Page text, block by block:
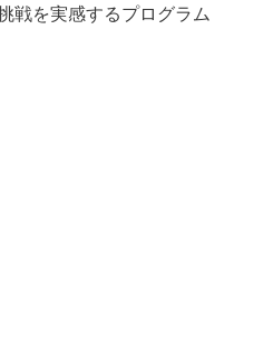
戦を実感するプログラム